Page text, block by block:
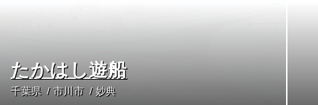
たかはし遊船
千葉県 市川市 妙典